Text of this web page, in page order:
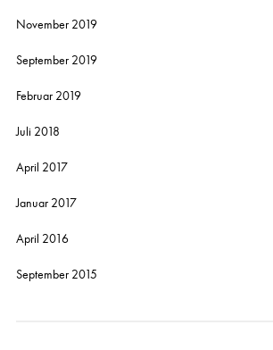
November 2019
September 2019
Februar 2019
Juli 2018
April 2017
Januar 2017
April 2016
September 2015